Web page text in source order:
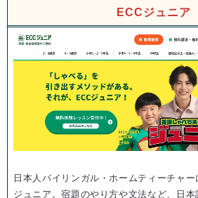
ECCジュニア
日本人バイリンガル・ホームティーチャ
ジュニア。宿題のやり方や文法など、日